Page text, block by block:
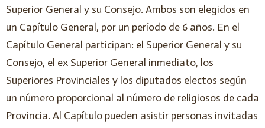
Superior General y su Consejo. Ambos son elegidos en
un Capítulo General, por un período de 6 años. En el
Capítulo General participan: el Superior General y su
Consejo, el ex Superior General inmediato, los
Superiores Provinciales y los diputados electos según
un número proporcional al número de religiosos de cada
Provincia. Al Capítulo pueden asistir personas invitadas